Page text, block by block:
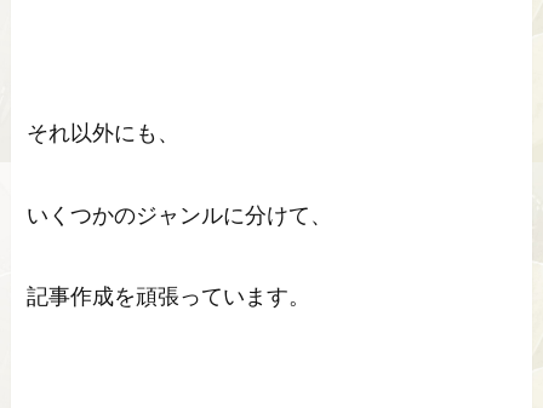
それ以外にも、
いくつかのジャンルに分けて、
記事作成を頑張っています。